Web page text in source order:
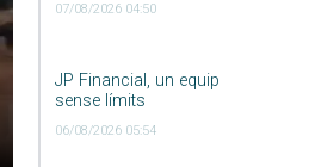
07/08/2026 04:50
JP Financial, un equip
sense límits
06/08/2026 05:54